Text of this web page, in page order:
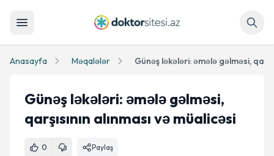
Anasayfa Məqalələr
Günəş ləkələri: əmələ gəlməsi,
qarşısının alınması və müalicəsi
0 Paylaş